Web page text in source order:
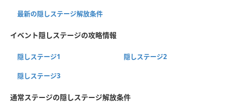
最新の隠しステージ解放条件
イベント隠しステージの攻略情報
隠しステージ1 隠しステージ2
隠しステージ3
通常ステージの隠しステージ解放条件